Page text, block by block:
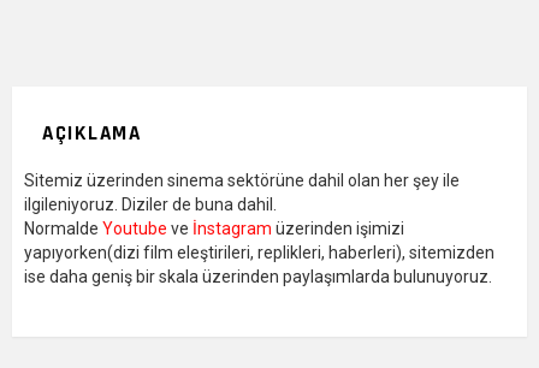
AÇIKLAMA
Sitemiz üzerinden sinema sektörüne dahil olan her şey ile
ilgileniyoruz. Diziler de buna dahil.
Normalde Youtube ve İnstagram üzerinden işimizi
yapıyorken(dizi film eleştirileri, replikleri, haberleri), sitemizden
ise daha geniş bir skala üzerinden paylaşımlarda bulunuyoruz.